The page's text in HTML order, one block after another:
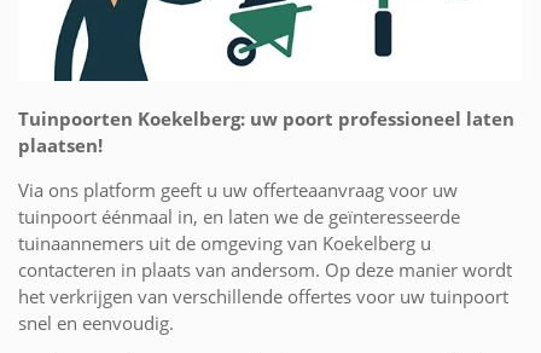
Tuinpoorten Koekelberg: uw poort professioneel laten
plaatsen!
Via ons platform geeft u uw offerteaanvraag voor uw
tuinpoort éénmaal in, en laten we de geïnteresseerde
tuinaannemers uit de omgeving van Koekelberg u
contacteren in plaats van andersom. Op deze manier wordt
het verkrijgen van verschillende offertes voor uw tuinpoort
snel en eenvoudig.